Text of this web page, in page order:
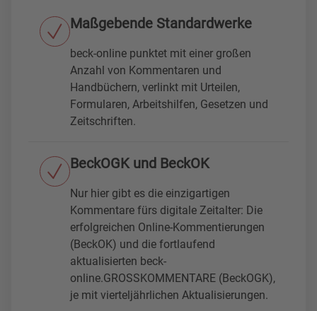
Maßgebende Standardwerke
beck-online punktet mit einer großen
Anzahl von Kommentaren und
Handbüchern, verlinkt mit Urteilen,
Formularen, Arbeitshilfen, Gesetzen und
Zeitschriften.
BeckOGK und BeckOK
Nur hier gibt es die einzigartigen
Kommentare fürs digitale Zeitalter: Die
erfolgreichen Online-Kommentierungen
(BeckOK) und die fortlaufend
aktualisierten beck-
online.GROSSKOMMENTARE (BeckOGK),
je mit vierteljährlichen Aktualisierungen.